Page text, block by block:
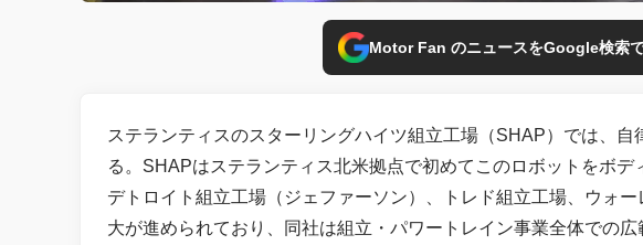
Motor Fan のニュースをGoogle検索
ステランティスのスターリングハイツ組立工場（SHAP）では、
る。SHAPはステランティス北米拠点で初めてこのロボットをボデ
デトロイト組立工場（ジェファーソン）、トレド組立工場、ウォ
大が進められており、同社は組立・パワートレイン事業全体での広